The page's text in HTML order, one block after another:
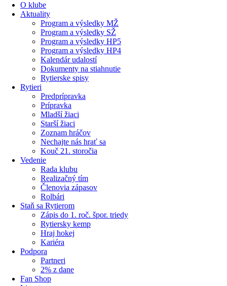
O klube
Aktuality
Program a výsledky MŽ
Program a výsledky SŽ
Program a výsledky HP5
Program a výsledky HP4
Kalendár udalostí
Dokumenty na stiahnutie
Rytierske spisy
Rytieri
Predprípravka
Prípravka
Mladší žiaci
Starší žiaci
Zoznam hráčov
Nechajte nás hrať sa
Kouč 21. storočia
Vedenie
Rada klubu
Realizačný tím
Členovia zápasov
Rolbári
Staň sa Rytierom
Zápis do 1. roč. špor. triedy
Rytiersky kemp
Hraj hokej
Kariéra
Podpora
Partneri
2% z dane
Fan Shop